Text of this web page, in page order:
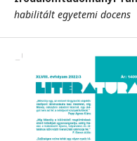
habilitált egyetemi docens